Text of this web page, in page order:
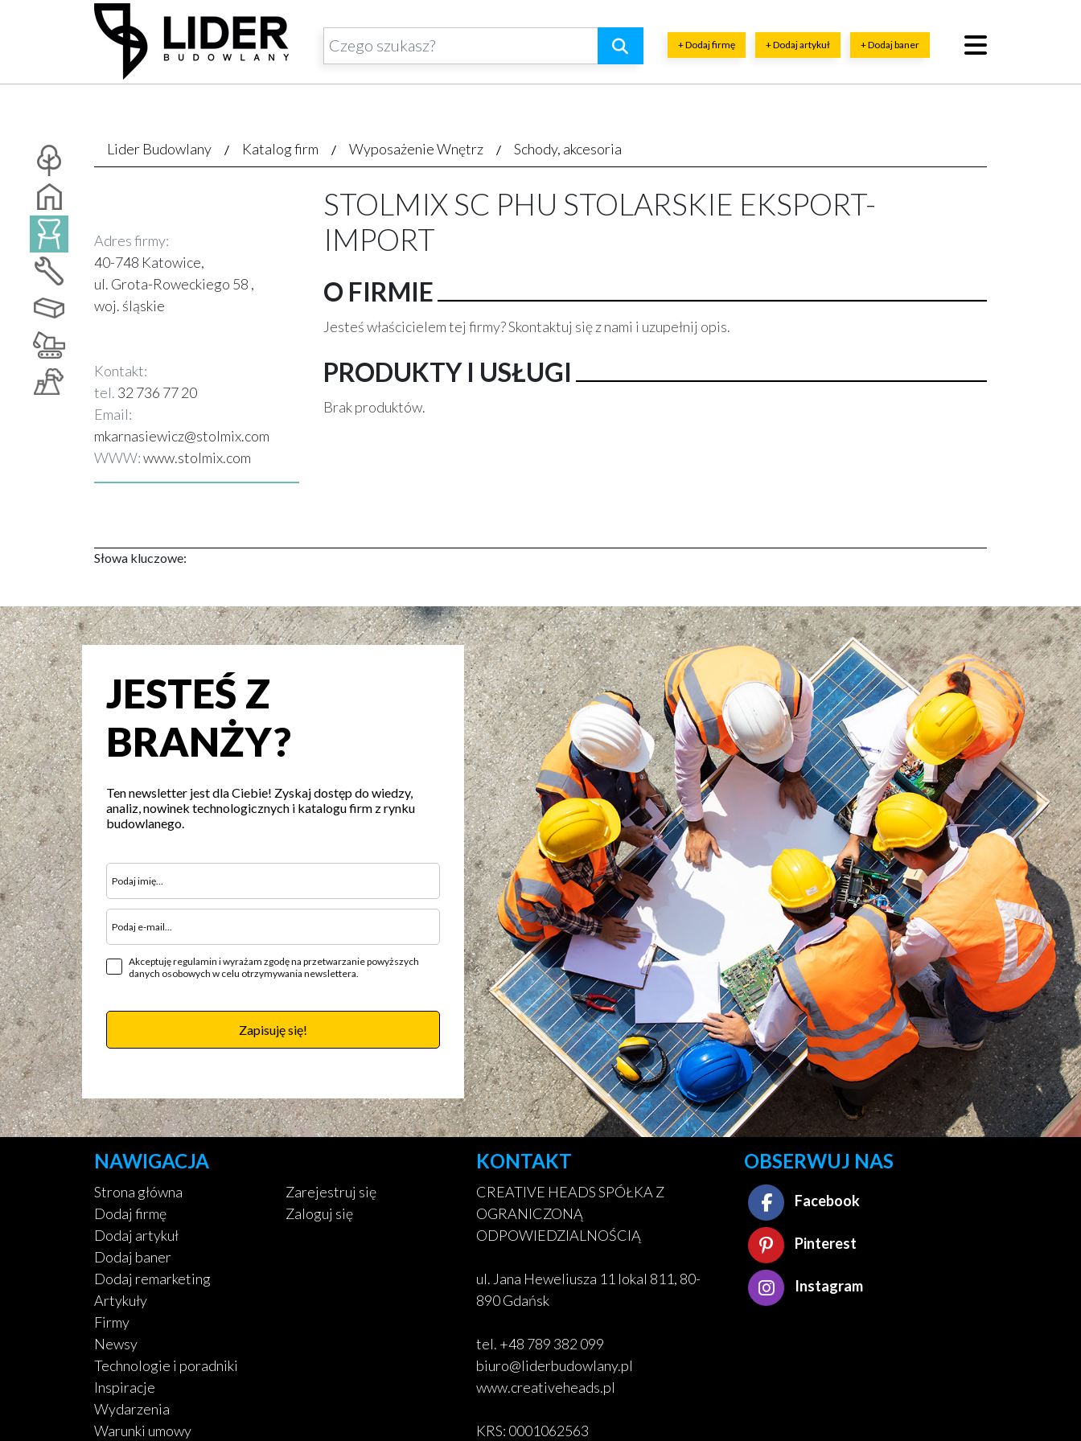
+ Dodaj firmę + Dodaj artykuł + Dodaj baner
Lider Budowlany Katalog firm Wyposażenie Wnętrz Schody, akcesoria
Adres firmy:
40-748 Katowice,
ul. Grota-Roweckiego 58 ,
woj. śląskie
Kontakt:
tel. 32 736 77 20
Email:
mkarnasiewicz@stolmix.com
WWW:www.stolmix.com
STOLMIX SC PHU STOLARSKIE EKSPORT-
IMPORT
O FIRMIE
Jesteś właścicielem tej firmy? Skontaktuj się z nami i uzupełnij opis.
PRODUKTY I USŁUGI
Brak produktów.
Słowa kluczowe:
JESTEŚ Z
BRANŻY?
Ten newsletter jest dla Ciebie! Zyskaj dostęp do wiedzy,
analiz, nowinek technologicznych i katalogu firm z rynku
budowlanego.
Akceptuję regulamin i wyrażam zgodę na przetwarzanie powyższych
danych osobowych w celu otrzymywania newslettera.
Zapisuję się!
NAWIGACJA
Strona główna
Dodaj firmę
Dodaj artykuł
Dodaj baner
Dodaj remarketing
Artykuły
Firmy
Newsy
Technologie i poradniki
Inspiracje
Wydarzenia
Warunki umowy
Zarejestruj się
Zaloguj się
KONTAKT
CREATIVE HEADS SPÓŁKA Z
OGRANICZONĄ
ODPOWIEDZIALNOŚCIĄ
ul. Jana Heweliusza 11 lokal 811, 80-
890 Gdańsk
tel. +48 789 382 099
biuro@liderbudowlany.pl
www.creativeheads.pl
KRS: 0001062563
OBSERWUJ NAS
Facebook
Pinterest
Instagram